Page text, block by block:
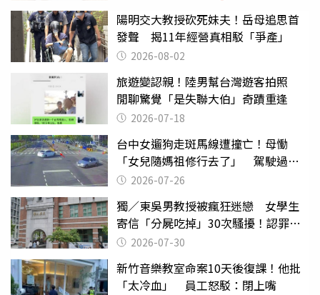
陽明交大教授砍死妹夫！岳母追思首
發聲 揭11年經營真相駁「爭產」
2026-08-02
旅遊變認親！陸男幫台灣遊客拍照
閒聊驚覺「是失聯大伯」奇蹟重逢
2026-07-18
台中女遛狗走斑馬線遭撞亡！母慟
「女兒隨媽祖修行去了」 駕駛過失
致死判9月
2026-07-26
獨／東吳男教授被瘋狂迷戀 女學生
寄信「分屍吃掉」30次騷擾！認罪免
關 2026-07-30
新竹音樂教室命案10天後復課！他批
「太冷血」 員工怒駁：閉上嘴